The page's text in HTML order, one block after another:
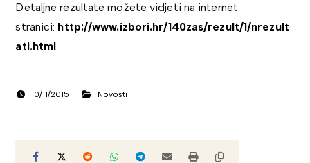
Detaljne rezultate možete vidjeti na internet
stranici: http://www.izbori.hr/140zas/rezult/1/nrezult
ati.html
10/11/2015 Novosti